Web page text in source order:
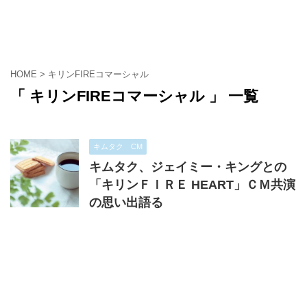
HOME > キリンFIREコマーシャル
「 キリンFIREコマーシャル 」 一覧
キムタク CM
キムタク、ジェイミー・キングとの
「キリンＦＩＲＥ HEART」ＣＭ共演
の思い出語る